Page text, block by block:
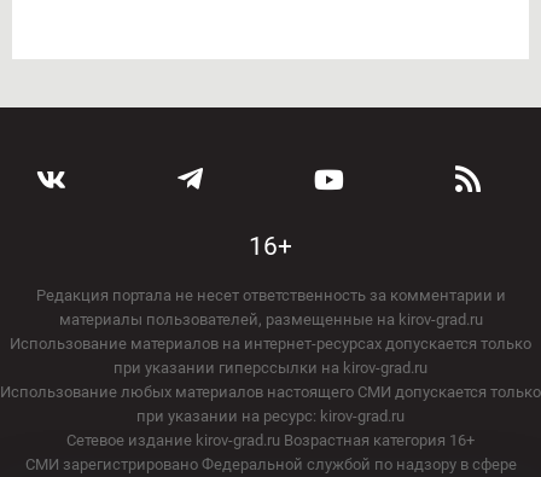
16+
Редакция портала не несет ответственность за комментарии и
материалы пользователей, размещенные на kirov-grad.ru
Использование материалов на интернет-ресурсах допускается только
при указании гиперссылки на kirov-grad.ru
Использование любых материалов настоящего СМИ допускается только
при указании на ресурс: kirov-grad.ru
Сетевое издание kirov-grad.ru Возрастная категория 16+
СМИ зарегистрировано Федеральной службой по надзору в сфере